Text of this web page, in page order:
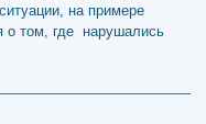
на примере
о том, где нарушались